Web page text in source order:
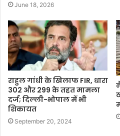
June 18, 2026
राहुल गांधी के खिलाफ FIR, धारा
302 और 299 के तहत मामला
दर्ज; दिल्ली-भोपाल में भी
शिकायत
September 20, 2024